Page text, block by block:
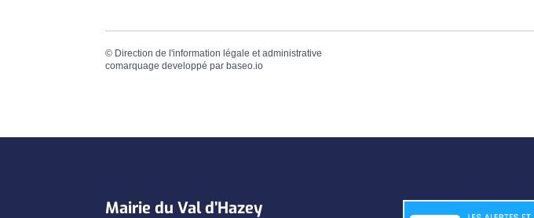
© Direction de l'information légale et administrative
comarquage developpé parbaseo.io
Mairie du Val d’Hazey